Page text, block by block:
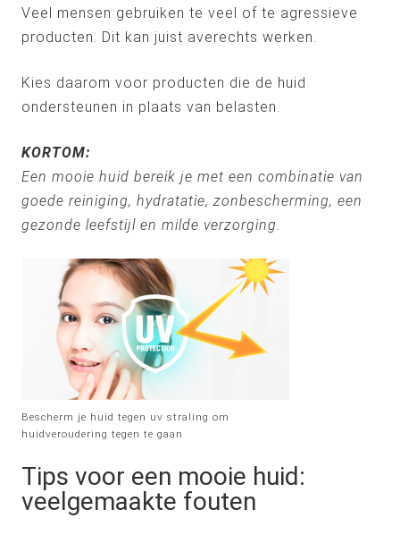
Veel mensen gebruiken te veel of te agressieve
producten. Dit kan juist averechts werken.
Kies daarom voor producten die de huid
ondersteunen in plaats van belasten.
KORTOM:
Een mooie huid bereik je met een combinatie van
goede reiniging, hydratatie, zonbescherming, een
gezonde leefstijl en milde verzorging.
Bescherm je huid tegen uv straling om
huidveroudering tegen te gaan
Tips voor een mooie huid:
veelgemaakte fouten